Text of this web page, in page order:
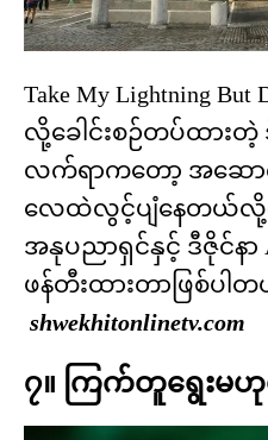
Take My Lightning But
လို့ခေါင်းစဉ်တပ်ထားတဲ့
လက်ရာကတော့ အဆော
လေထဲလွင့်ပျံနေတယ်လို့
အနုပညာရှင်နှင့် ဒီဇိုင်နာ
ဖန်တီးထားတာဖြစ်ပါ
shwekhitonlinetv.com
၇။ ကြက်တူရွေးမ